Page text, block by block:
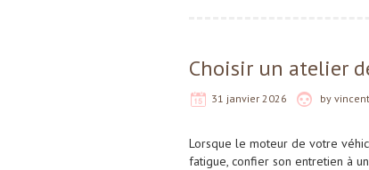
Choisir un atelier
31 janvier 2026 by vincent
Lorsque le moteur de votre
fatigue, confier son entretien à